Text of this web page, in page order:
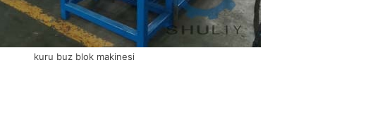
kuru buz blok makinesi